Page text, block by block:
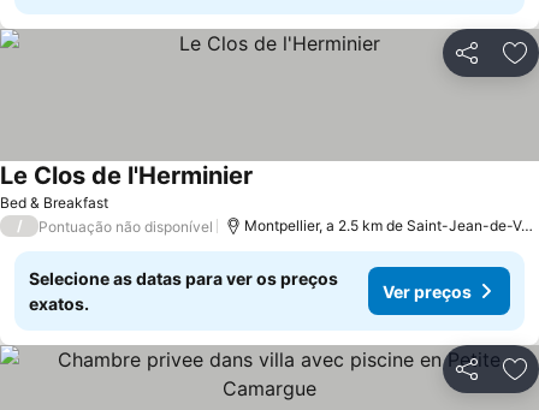
Partilhar
Bed & Breakfast
Le Clos de l'Herminier
/ Pontuação não disponível Montpellier, a 2.5 km de Saint-Jean-de-Védas
Selecione as datas para ver os preços
exatos.
Ver preços
Partilhar